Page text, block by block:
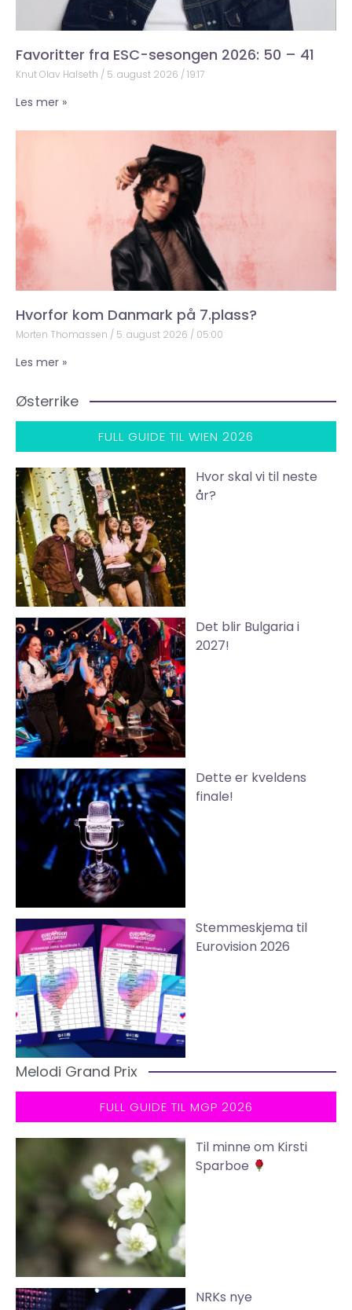
Favoritter fra ESC-sesongen 2026: 50 – 41
Knut Olav Halseth 5. august 2026 19:17
Les mer »
Hvorfor kom Danmark på 7.plass?
Morten Thomassen 5. august 2026 05:00
Les mer »
Østerrike
FULL GUIDE TIL WIEN 2026
Hvor skal vi til neste
år?
Det blir Bulgaria i
2027!
Dette er kveldens
finale!
Stemmeskjema til
Eurovision 2026
Melodi Grand Prix
FULL GUIDE TIL MGP 2026
Til minne om Kirsti
Sparboe
NRKs nye